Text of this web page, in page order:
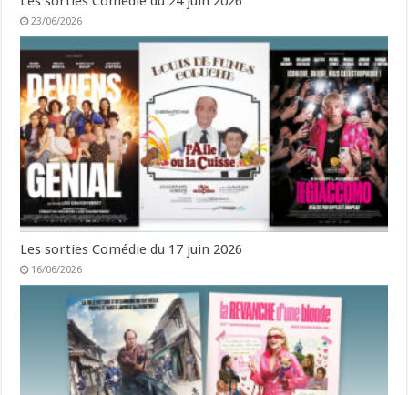
23/06/2026
Les sorties Comédie du 17 juin 2026
16/06/2026